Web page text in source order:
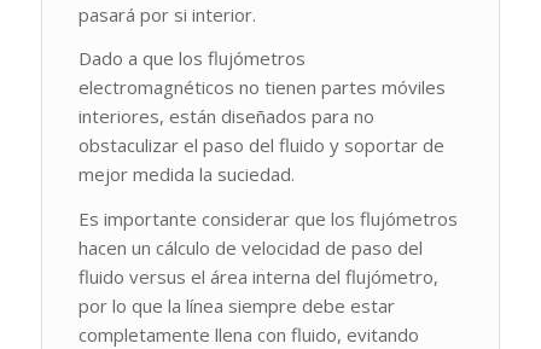
pasará por si interior.
Dado a que los flujómetros
electromagnéticos no tienen partes móviles
interiores, están diseñados para no
obstaculizar el paso del fluido y soportar de
mejor medida la suciedad.
Es importante considerar que los flujómetros
hacen un cálculo de velocidad de paso del
fluido versus el área interna del flujómetro,
por lo que la línea siempre debe estar
completamente llena con fluido, evitando